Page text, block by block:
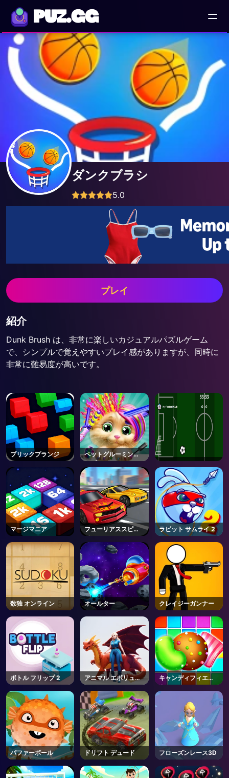
PUZ.GG
AD
ダンクブラシ
5.0
プレイ
紹介
Dunk Brush は、非常に楽しいカジュアルパズルゲーム
で、シンプルで覚えやすいプレイ感がありますが、同時に
非常に難易度が高いです。
ブリックプランジ
ペットグルーミング
バブルパーティ
マージマニア
フューリアススピー
ド
ラビット サムライ 2
数独 オンライン オールター クレイジーガンナー
ボトル フリップ 2
アニマル エボリュー
ション レース
キャンディフィエス
タ
パファーボール ドリフト デュード フローズンレース3D